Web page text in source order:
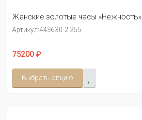
Женские золотые часы «Нежность»
Артикул:443630-2.255
75200 ₽
Выбрать опцию